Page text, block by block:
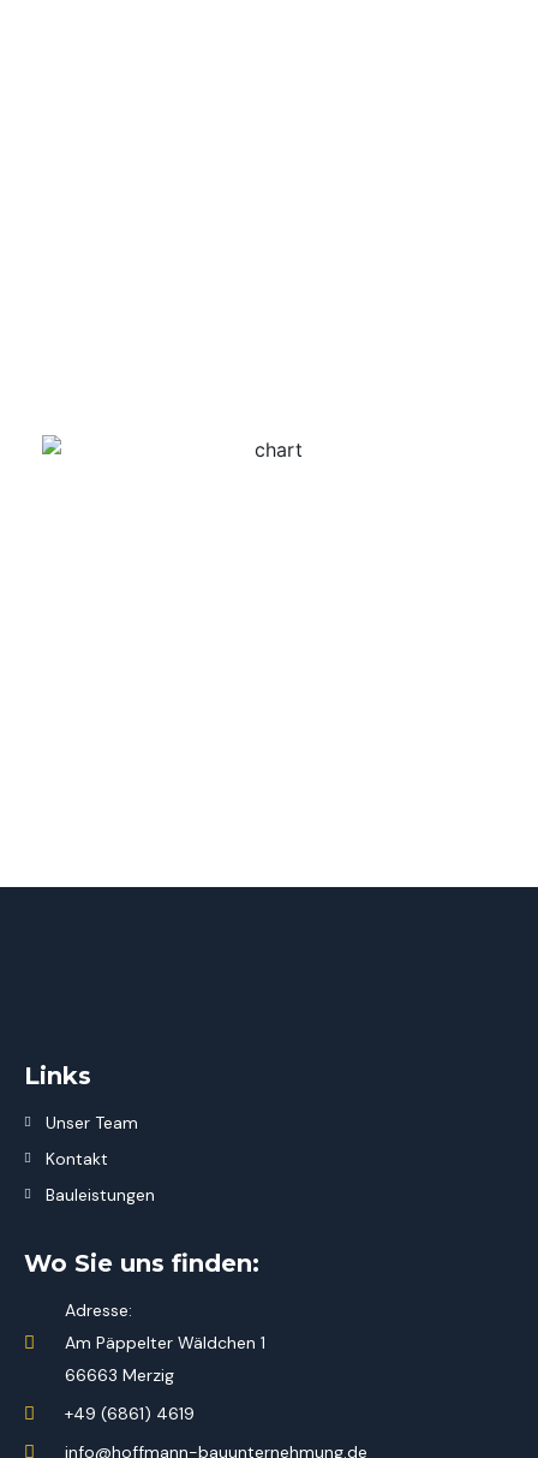
Links
Unser Team
Kontakt
Bauleistungen
Wo Sie uns finden:
Adresse:
Am Päppelter Wäldchen 1
66663 Merzig
+49 (6861) 4619
info@hoffmann-bauunternehmung.de